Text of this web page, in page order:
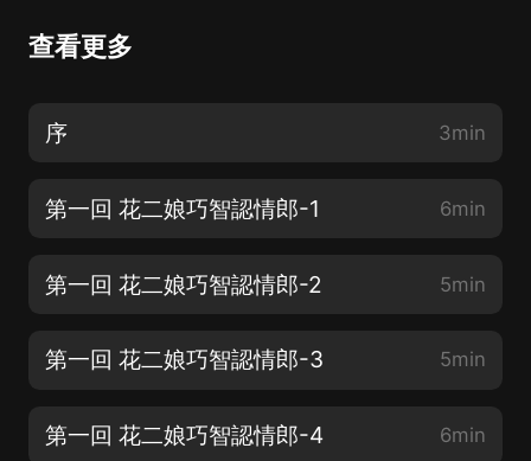
查看更多
序 3min
第一回 花二娘巧智認情郎-1 6min
第一回 花二娘巧智認情郎-2 5min
第一回 花二娘巧智認情郎-3 5min
第一回 花二娘巧智認情郎-4 6min